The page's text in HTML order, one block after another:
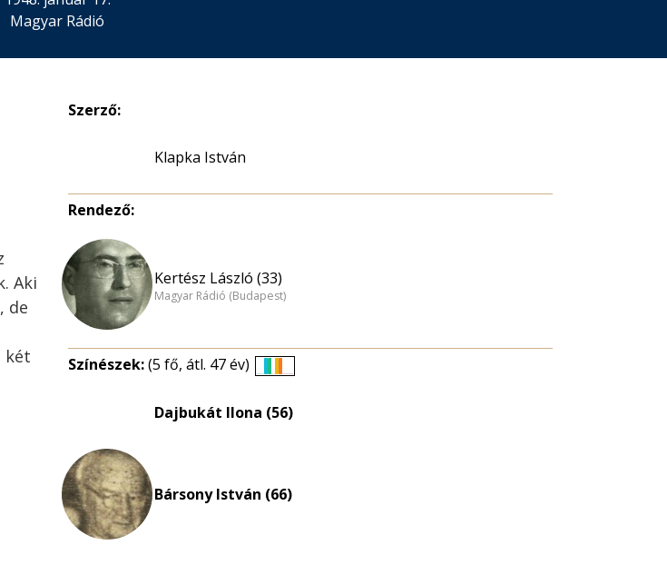
Magyar Rádió
Aki
de
két
Szerző:
Klapka István
Rendező:
Kertész László (33)
Magyar Rádió (Budapest)
Színészek:(5 fő, átl. 47 év)
eloszlás
Dajbukát Ilona (56)
Bársony István (66)